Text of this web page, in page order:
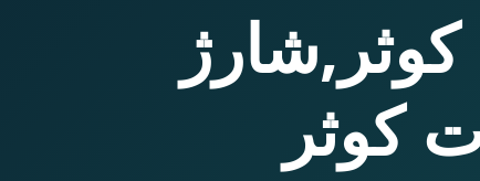
کوثر,شارژ
کوثر